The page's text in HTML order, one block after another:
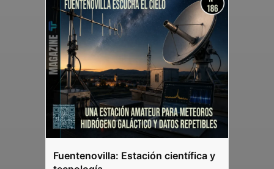
Fuentenovilla: Estación científica y